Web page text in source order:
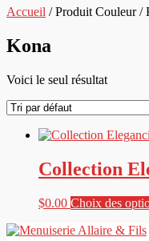
Accueil / Produit Couleur /
Kona
Voici le seul résultat
Collection
$0.00 Choix des